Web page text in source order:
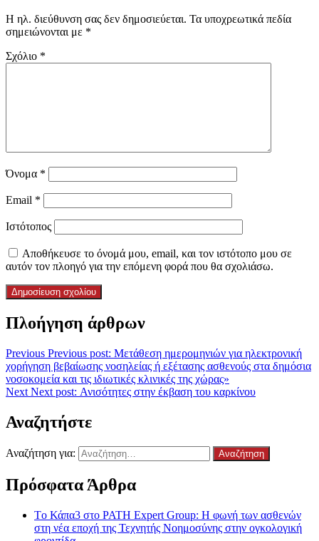
Η ηλ. διεύθυνση σας δεν δημοσιεύεται. Τα υποχρεωτικά πεδία
σημειώνονται με *
Σχόλιο *
Όνομα *
Email *
Ιστότοπος
Αποθήκευσε το όνομά μου, email, και τον ιστότοπο μου σε
αυτόν τον πλοηγό για την επόμενη φορά που θα σχολιάσω.
Πλοήγηση άρθρων
Previous Previous post: Μετάθεση ημερομηνιών για ηλεκτρονική
χορήγηση βεβαίωσης νοσηλείας ή εξέτασης ασθενούς στα δημόσια
νοσοκομεία και τις ιδιωτικές κλινικές της χώρας»
Next Next post: Ανισότητες στην έκβαση του καρκίνου
Αναζητήστε
Αναζήτηση για:
Πρόσφατα Άρθρα
Tο Κάπα3 στο PATH Expert Group: Η φωνή των ασθενών
στη νέα εποχή της Τεχνητής Νοημοσύνης στην ογκολογική